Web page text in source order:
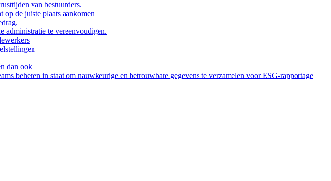
van bestuurders.
op de juiste plaats aankomen
administratie te vereenvoudigen.
dan ook.
beheren in staat om nauwkeurige en betrouwbare gegevens te verzamelen voor ESG-rapportage